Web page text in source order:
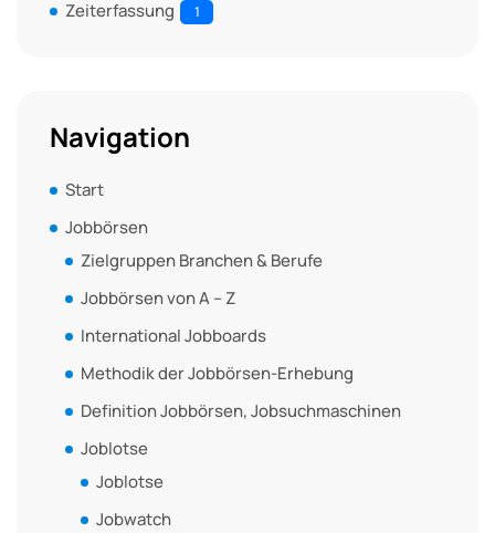
Zeiterfassung 1
Navigation
Start
Jobbörsen
Zielgruppen Branchen & Berufe
Jobbörsen von A – Z
International Jobboards
Methodik der Jobbörsen-Erhebung
Definition Jobbörsen, Jobsuchmaschinen
Joblotse
Joblotse
Jobwatch